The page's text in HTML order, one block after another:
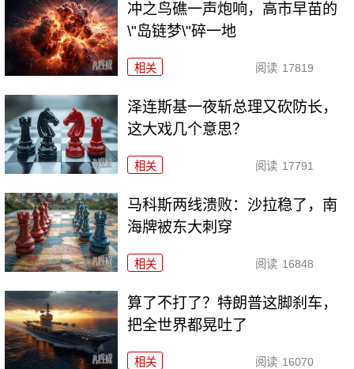
冲之鸟礁一声炮响，高市早苗的
\"岛链梦\"碎一地
相关 阅读 17819
泽连斯基一夜斩总理又砍防长，
这大戏几个意思？
相关 阅读 17791
马科斯两线溃败：沙拉稳了，南
海牌被东大刺穿
相关 阅读 16848
算了不打了？特朗普这脚刹车，
把全世界都晃吐了
相关 阅读 16070